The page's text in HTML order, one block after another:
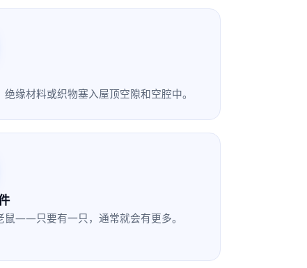
绝缘材料或织物塞入屋顶空隙和空腔中。
鼠——只要有一只，通常就会有更多。